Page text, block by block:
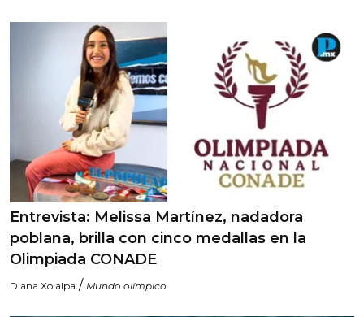
Entrevista: Melissa Martínez, nadadora
poblana, brilla con cinco medallas en la
Olimpiada CONADE
Diana Xolalpa / Mundo olímpico